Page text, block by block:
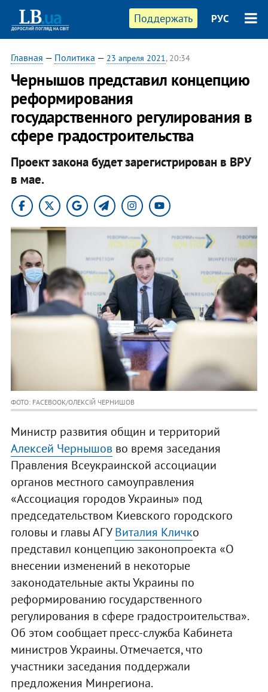
Поддержать РУС
Главная — Политика — 23 апреля 2021, 20:34
Чернышов представил концепцию
реформирования
государственного регулирования в
сфере градостроительства
Проект закона будет зарегистрирован в ВРУ
в мае.
ФОТО: FACEBOOK/ОЛЕКСІЙ ЧЕРНИШОВ
Министр развития общин и территорий
Алексей Чернышов во время заседания
Правления Всеукраинской ассоциации
органов местного самоуправления
«Ассоциация городов Украины» под
председательством Киевского городского
головы и главы АГУВиталия Кличко
представил концепцию законопроекта «О
внесении изменений в некоторые
законодательные акты Украины по
реформированию государственного
регулирования в сфере градостроительства».
Об этом сообщает пресс-служба Кабинета
министров Украины. Отмечается, что
участники заседания поддержали
предложения Минрегиона.